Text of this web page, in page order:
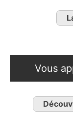
Vous